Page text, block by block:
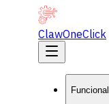
ClawOneClick